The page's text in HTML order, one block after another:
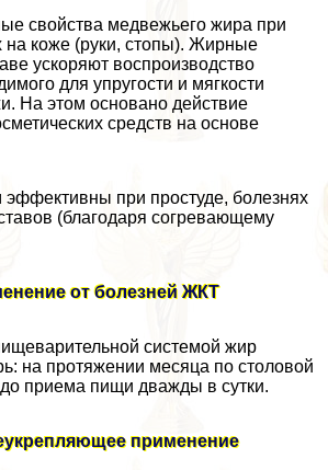
свойства медвежьего жира при
на коже (руки, стопы). Жирные
ускоряют воспроизводство
для упругости и мягкости
На этом основано действие
средств на основе
при простуде, болезнях
(благодаря согревающему
от болезней ЖКТ
системой жир
на протяжении месяца по столовой
приема пищи дважды в сутки.
применение